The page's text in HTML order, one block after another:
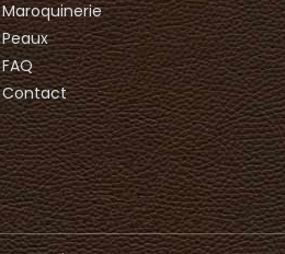
Maroquinerie
Peaux
FAQ
Contact